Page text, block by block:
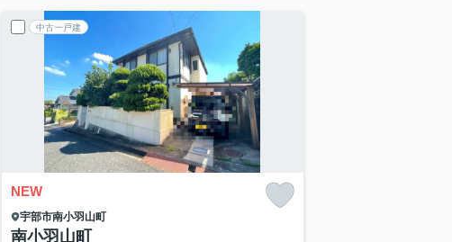
中古一戸建
NEW
宇部市南小羽山町
南小羽山町